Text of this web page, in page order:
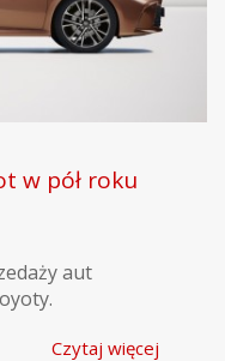
w pół roku
aut
Czytaj więcej